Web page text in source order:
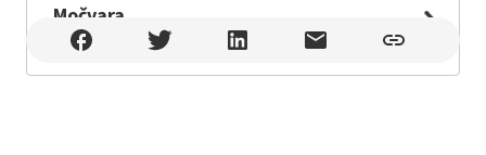
Močvara
Močvara , Zagreb , Trnjanski nasip bb